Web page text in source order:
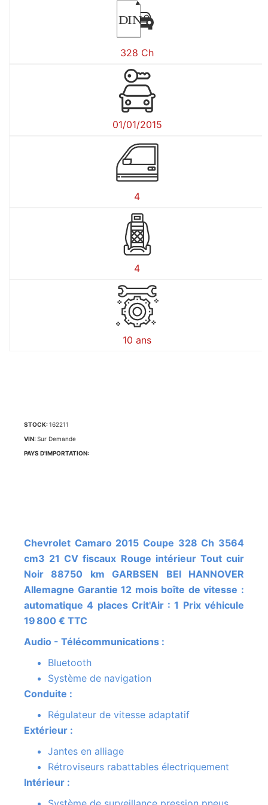
DIN
328 Ch
01/01/2015
4
4
10 ans
STOCK:162211
VIN:Sur Demande
PAYS D'IMPORTATION:
Chevrolet Camaro 2015 Coupe 328 Ch 3564
cm3 21 CV fiscaux Rouge intérieur Tout cuir
Noir 88750 km GARBSEN BEI HANNOVER
Allemagne Garantie 12 mois boîte de vitesse :
automatique 4 places Crit'Air : 1 Prix véhicule
19 800 € TTC
Audio - Télécommunications :
Bluetooth
Système de navigation
Conduite :
Régulateur de vitesse adaptatif
Extérieur :
Jantes en alliage
Rétroviseurs rabattables électriquement
Intérieur :